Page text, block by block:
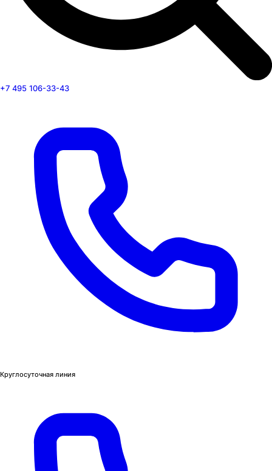
+7 495 106-33-43
Круглосуточная линия